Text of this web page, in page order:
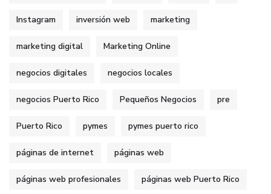
Instagram inversión web marketing
marketing digital Marketing Online
negocios digitales negocios locales
negocios Puerto Rico Pequeños Negocios pre
Puerto Rico pymes pymes puerto rico
páginas de internet páginas web
páginas web profesionales páginas web Puerto Rico